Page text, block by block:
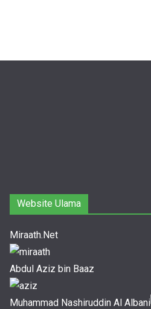
Website Ulama
Miraath.Net
Abdul Aziz bin Baaz
Muhammad Nashiruddin Al Albani